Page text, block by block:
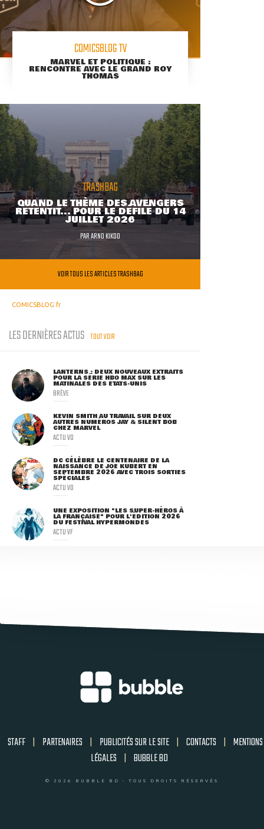
COMICSBLOG TV
MARVEL ET POLITIQUE :
RENCONTRE AVEC LE GRAND ROY
THOMAS
TRASHBAG
QUAND LE THÈME DES AVENGERS
RETENTIT... POUR LE DÉFILÉ DU 14
JUILLET 2026
PARARNO KIKOO
VOIR TOUS LES ARTICLES TRASHBAG
COMICSBLOG.fr
LES DERNIÈRES ACTUS TOUT VOIR
LANTERNS : DEUX NOUVEAUX EXTRAITS
POUR LA SÉRIE HBO MAX SUR LES
MATINALES DES ETATS-UNIS
BRÈVE
KEVIN SMITH AU TRAVAIL SUR DEUX
AUTRES NUMÉROS JAY & SILENT BOB
CHEZ MARVEL
ACTU VO
DC CÉLÈBRE LE CENTENAIRE DE LA
NAISSANCE DE JOE KUBERT EN
SEPTEMBRE 2026 AVEC TROIS SORTIES
SPÉCIALES
ACTU VO
UNE EXPOSITION "LES SUPER-HÉROS À
LA FRANÇAISE" POUR L'ÉDITION 2026
DU FESTIVAL HYPERMONDES
ACTU VF
STAFF | PARTENAIRES | PUBLICITÉS SUR LE SITE | CONTACTS | MENTIONS
LÉGALES | BUBBLE BD
© 2026 BUBBLE BD - TOUS DROITS RÉSERVÉS